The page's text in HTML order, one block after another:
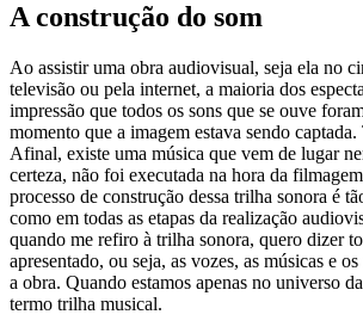
A construção do som
Ao assistir uma obra audiovisual, seja ela no
televisão ou pela internet, a maioria dos
impressão que todos os sons que se ouve
momento que a imagem estava sendo
Afinal, existe uma música que vem de lugar
certeza, não foi executada na hora da
processo de construção dessa trilha sonora é
como em todas as etapas da realização
quando me refiro à trilha sonora, quero dizer
apresentado, ou seja, as vozes, as músicas e
a obra. Quando estamos apenas no universo
termo trilha musical.